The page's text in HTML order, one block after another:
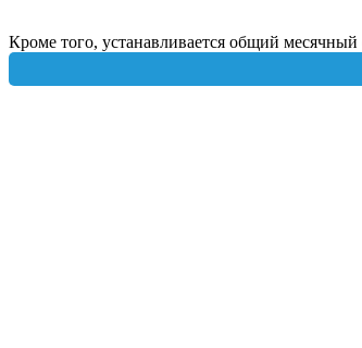
Кроме того, устанавливается общий